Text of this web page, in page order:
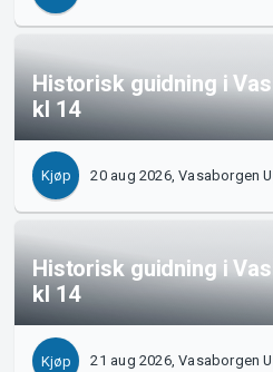
Historisk guidning i
kl 14
Kjøp 20 aug 2026, Vasaborgen
Historisk guidning i
kl 14
Kjøp 21 aug 2026, Vasaborgen